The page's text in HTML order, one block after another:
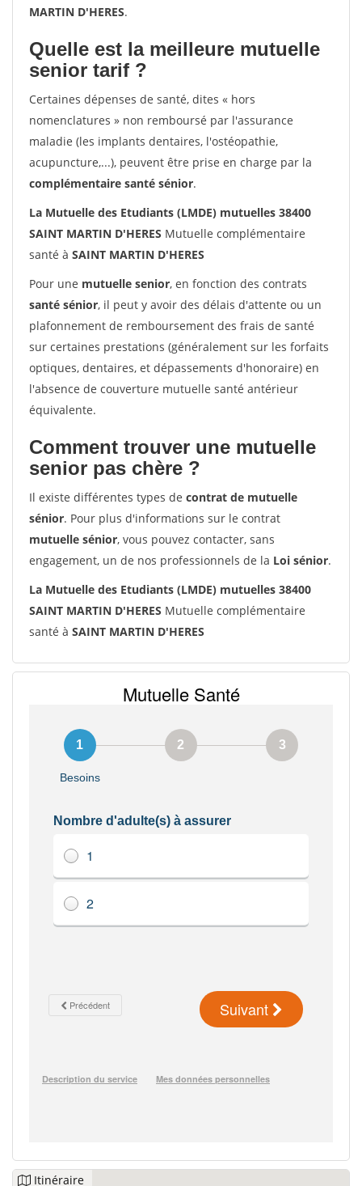
MARTIN D'HERES.
Quelle est la meilleure mutuelle
senior tarif ?
Certaines dépenses de santé, dites « hors
nomenclatures » non remboursé par l'assurance
maladie (les implants dentaires, l'ostéopathie,
acupuncture,...), peuvent être prise en charge par la
complémentaire santé sénior.
La Mutuelle des Etudiants (LMDE) mutuelles 38400
SAINT MARTIN D'HERES Mutuelle complémentaire
santé à SAINT MARTIN D'HERES
Pour une mutuelle senior, en fonction des contrats
santé sénior, il peut y avoir des délais d'attente ou un
plafonnement de remboursement des frais de santé
sur certaines prestations (généralement sur les forfaits
optiques, dentaires, et dépassements d'honoraire) en
l'absence de couverture mutuelle santé antérieur
équivalente.
Comment trouver une mutuelle
senior pas chère ?
Il existe différentes types de contrat de mutuelle
sénior. Pour plus d'informations sur le contrat
mutuelle sénior, vous pouvez contacter, sans
engagement, un de nos professionnels de la Loi sénior.
La Mutuelle des Etudiants (LMDE) mutuelles 38400
SAINT MARTIN D'HERES Mutuelle complémentaire
santé à SAINT MARTIN D'HERES
Itinéraire